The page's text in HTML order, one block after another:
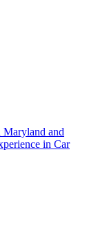
Maryland and
in Car